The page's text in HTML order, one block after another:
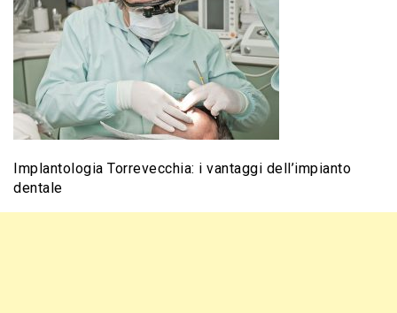
Implantologia Torrevecchia: i vantaggi dell’impianto
dentale